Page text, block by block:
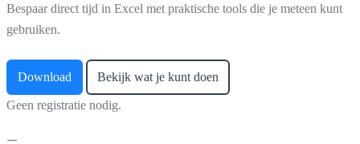
Bespaar direct tijd in Excel met praktische tools die je meteen kunt
gebruiken.
Download Bekijk wat je kunt doen
Geen registratie nodig.